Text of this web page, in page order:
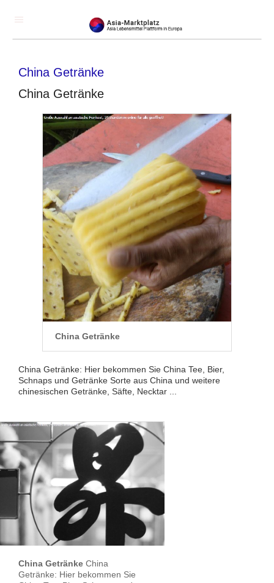
China Getränke
China Getränke
China Getränke
China Getränke: Hier bekommen Sie China Tee, Bier,
Schnaps und Getränke Sorte aus China und weitere
chinesischen Getränke, Säfte, Necktar ...
China Getränke China
Getränke: Hier bekommen Sie